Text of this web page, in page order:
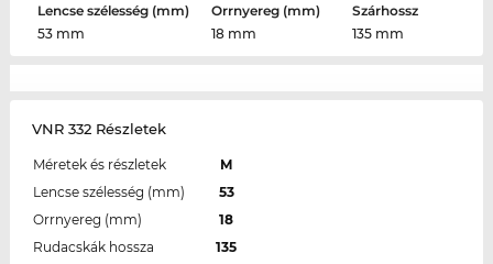
Lencse szélesség (mm)
53 mm
Orrnyereg (mm)
18 mm
Szárhossz
135 mm
VNR 332 Részletek
Méretek és részletek
M
Lencse szélesség (mm)
53
Orrnyereg (mm)
18
Rudacskák hossza
135